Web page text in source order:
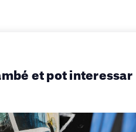
et pot interessar